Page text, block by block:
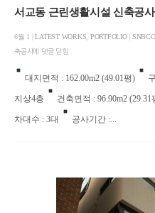
서교동 근린생활시설 신축공사
6월 1 |LATEST WORKS PORTFOLIO|
축공사에 댓글 닫힘
대지면적 : 162.00m2 (49.01평)
지상4층 건축면적 : 96.90m2 (29.31
차대수 : 3대 공사기간 :...